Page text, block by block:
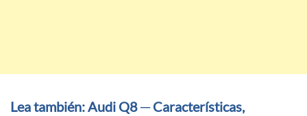
Lea también: Audi Q8 ─ Características,